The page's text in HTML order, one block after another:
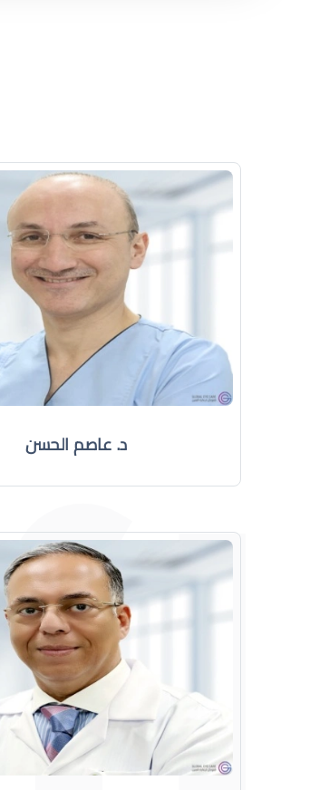
د. عاصم الحسن